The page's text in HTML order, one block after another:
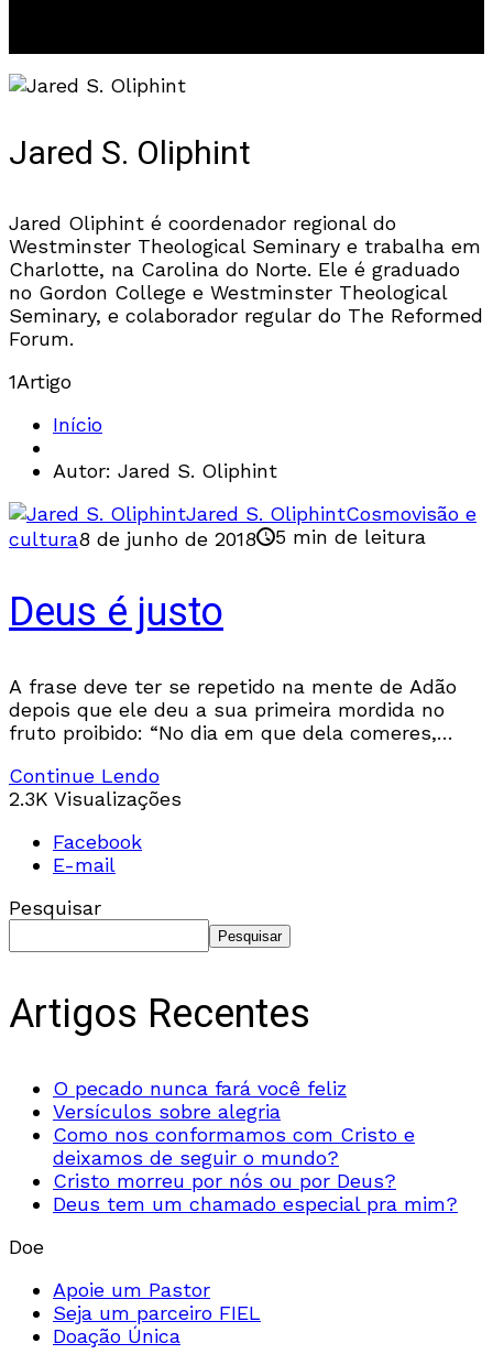
Jared S. Oliphint
Jared Oliphint é coordenador regional do
Westminster Theological Seminary e trabalha em
Charlotte, na Carolina do Norte. Ele é graduado
no Gordon College e Westminster Theological
Seminary, e colaborador regular do The Reformed
Forum.
1Artigo
Início
Autor: Jared S. Oliphint
Jared S. OliphintCosmovisão e
cultura8 de junho de 2018 5 min de leitura
Deus é justo
A frase deve ter se repetido na mente de Adão
depois que ele deu a sua primeira mordida no
fruto proibido: “No dia em que dela comeres,
Continue Lendo
2.3K Visualizações
Facebook
E-mail
Pesquisar
Pesquisar
Artigos Recentes
O pecado nunca fará você feliz
Versículos sobre alegria
Como nos conformamos com Cristo e
deixamos de seguir o mundo?
Cristo morreu por nós ou por Deus?
Deus tem um chamado especial pra mim?
Doe
Apoie um Pastor
Seja um parceiro FIEL
Doação Única